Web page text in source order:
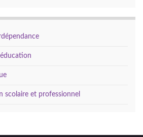
scolaire et professionnel